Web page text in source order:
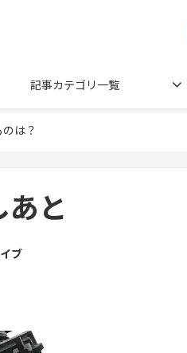
記事カテゴリ一覧
は？
と
ブ